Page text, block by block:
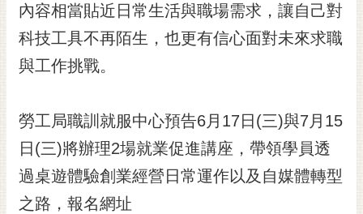
日
本
語
私
權
及
安
全
政
內容相當貼近日常生活與職場需求，讓自己對
科技工具不再陌生，也更有信心面對未來求職
與工作挑戰。
勞工局職訓就服中心預告6月17日(三)與7月15
日(三)將辦理2場就業促進講座，帶領學員透
過桌遊體驗創業經營日常運作以及自媒體轉型
之路，報名網址